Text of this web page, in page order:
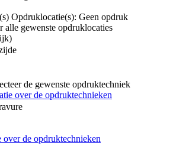
Opdruklocatie(s): Geen opdruk
alle gewenste opdruklocaties
de gewenste opdruktechniek
over de opdruktechnieken
de opdruktechnieken